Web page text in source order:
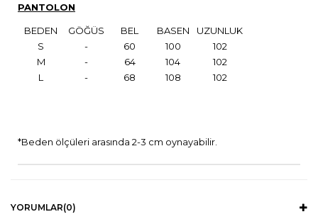
PANTOLON
BEDEN GÖĞÜS BEL BASEN
UZUNLUK
S
- 60 100
102
M
- 64 104
102
L
- 68 108 102
*Beden ölçüleri arasında 2-3 cm oynayabilir.
YORUMLAR(0)